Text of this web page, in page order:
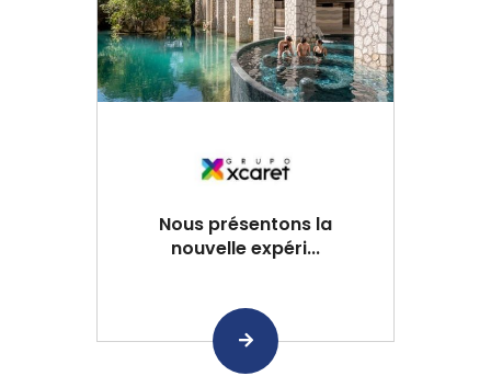
Nous présentons la
nouvelle expéri...